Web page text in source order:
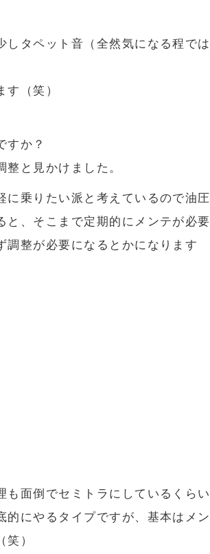
タペット音（全然気になる程では
（笑）
すか？
と見かけました。
に乗りたい派と考えているので油圧
と、そこまで定期的にメンテが必要
調整が必要になるとかになります
も面倒でセミトラにしているくらい
にやるタイプですが、基本はメン
）